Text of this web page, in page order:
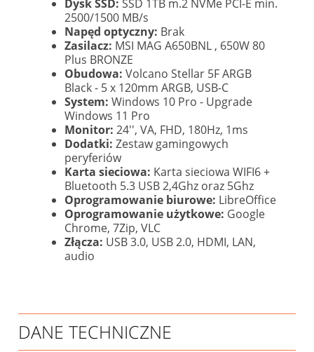
Dysk SSD: SSD 1TB m.2 NVMe PCI-E min.
2500/1500 MB/s
Napęd optyczny: Brak
Zasilacz: MSI MAG A650BNL , 650W 80
Plus BRONZE
Obudowa: Volcano Stellar 5F ARGB
Black - 5 x 120mm ARGB, USB-C
System: Windows 10 Pro - Upgrade
Windows 11 Pro
Monitor: 24'', VA, FHD, 180Hz, 1ms
Dodatki: Zestaw gamingowych
peryferiów
Karta sieciowa: Karta sieciowa WIFI6 +
Bluetooth 5.3 USB 2,4Ghz oraz 5Ghz
Oprogramowanie biurowe: LibreOffice
Oprogramowanie użytkowe: Google
Chrome, 7Zip, VLC
Złącza: USB 3.0, USB 2.0, HDMI, LAN,
audio
DANE TECHNICZNE